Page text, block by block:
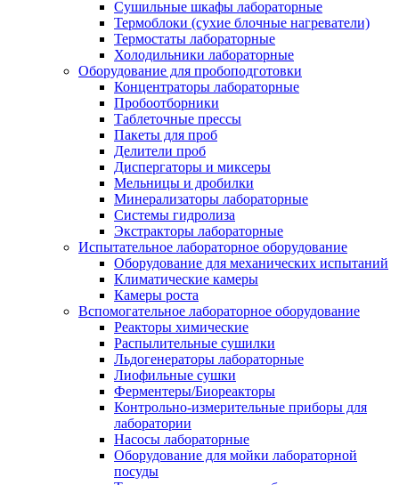
Сушильные шкафы лабораторные
Термоблоки (сухие блочные нагреватели)
Термостаты лабораторные
Холодильники лабораторные
Оборудование для пробоподготовки
Концентраторы лабораторные
Пробоотборники
Таблеточные прессы
Пакеты для проб
Делители проб
Диспергаторы и миксеры
Мельницы и дробилки
Минерализаторы лабораторные
Системы гидролиза
Экстракторы лабораторные
Испытательное лабораторное оборудование
Оборудование для механических испытаний
Климатические камеры
Камеры роста
Вспомогательное лабораторное оборудование
Реакторы химические
Распылительные сушилки
Льдогенераторы лабораторные
Лиофильные сушки
Ферментеры/Биореакторы
Контрольно-измерительные приборы для
лаборатории
Насосы лабораторные
Оборудование для мойки лабораторной
посуды